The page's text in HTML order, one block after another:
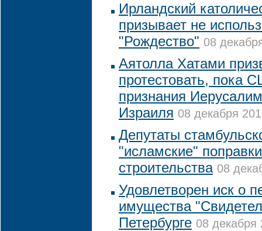
Ирландский
призывает не
"Рождество" 08
Аятолла Хатами
протестовать, пока
признания
Израиля 08 декабря
Депутаты
"исламские"
строительства 08
Удовлетворен иск о
имущества
Петербурге 08 декабря